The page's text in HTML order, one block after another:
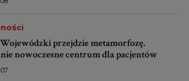
przejdzie metamorfozę.
nowoczesne centrum dla pacjentów